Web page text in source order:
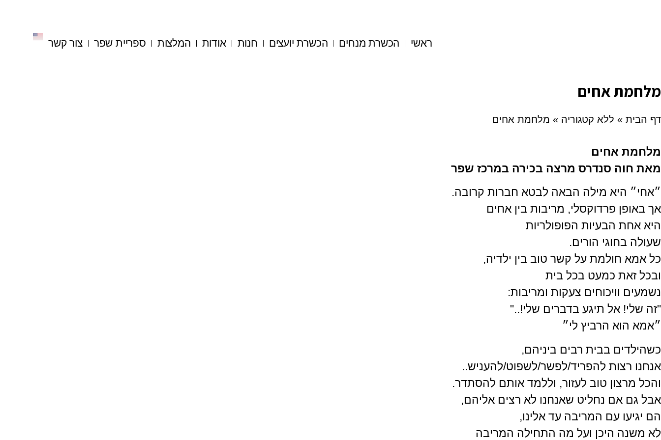
ראשי הכשרת מנחים הכשרת יועצים חנות אודות המלצות ספריית שפר צור קשר
מלחמת אחים
דף הבית » ללא קטגוריה » מלחמת אחים
מלחמת אחים
מאת חוה סנדרס מרצה בכירה במרכז שפר
״אחי״ היא מילה הבאה לבטא חברות קרובה.
אך באופן פרדוקסלי, מריבות בין אחים
היא אחת הבעיות הפופולריות
שעולה בחוגי הורים.
כל אמא חולמת על קשר טוב בין ילדיה,
ובכל זאת כמעט בכל בית
נשמעים וויכוחים צעקות ומריבות:
"זה שלי! אל תיגע בדברים שלי!.."
״אמא הוא הרביץ לי״
כשהילדים בבית רבים ביניהם,
אנחנו רצות להפריד/לפשר/לשפוט/להעניש..
והכל מרצון טוב לעזור, וללמד אותם להסתדר.
אבל גם אם נחליט שאנחנו לא רצים אליהם,
הם יגיעו עם המריבה עד אלינו,
לא משנה היכן ועל מה התחילה המריבה